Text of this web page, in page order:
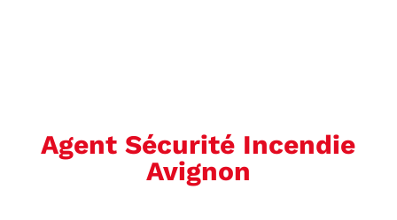
Agent Sécurité Incendie
Avignon